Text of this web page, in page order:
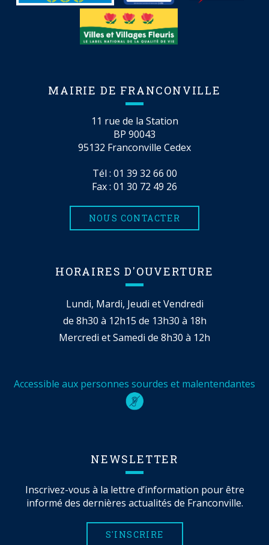
MAIRIE DE FRANCONVILLE
11 rue de la Station
BP 90043
95132 Franconville Cedex
Tél : 01 39 32 66 00
Fax : 01 30 72 49 26
NOUS CONTACTER
HORAIRES D'OUVERTURE
Lundi, Mardi, Jeudi et Vendredi
de 8h30 à 12h15 de 13h30 à 18h
Mercredi et Samedi de 8h30 à 12h
Accessible aux personnes sourdes et malentendantes
NEWSLETTER
Inscrivez-vous à la lettre d’information pour être
informé des dernières actualités de Franconville.
S'INSCRIRE